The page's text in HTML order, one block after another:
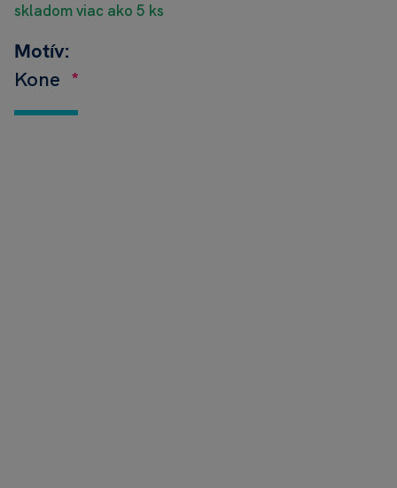
skladom viac ako 5 ks
Motív:
Kone